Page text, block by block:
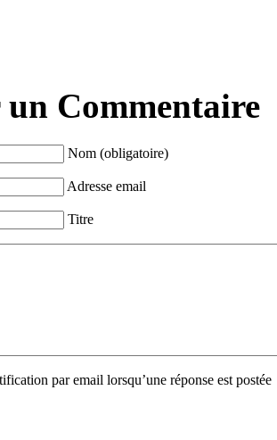
Commentaire
Nom (obligatoire)
Adresse email
Titre
par email lorsqu’une réponse est postée